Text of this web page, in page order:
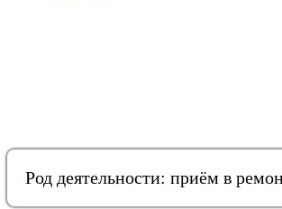
Род деятельности: приём в